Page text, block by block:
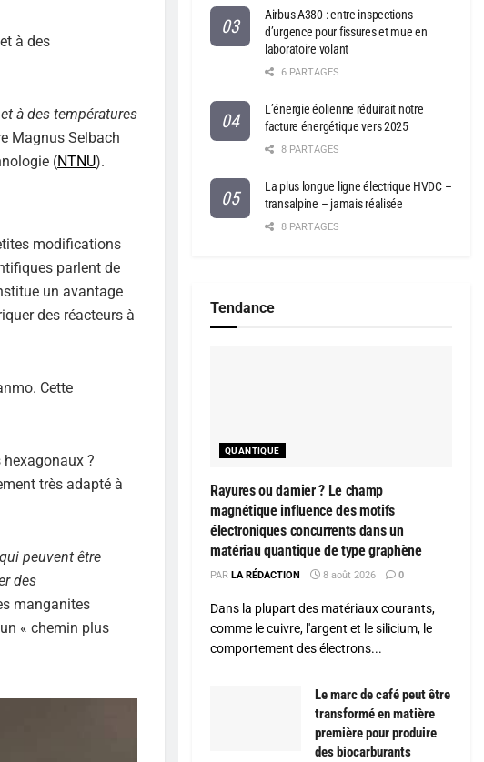
à des
à des températures
Magnus Selbach
(NTNU).
modifications
parlent de
un avantage
des réacteurs à
Cette
hexagonaux ?
très adapté à
peuvent être
des
manganites
« chemin plus
Airbus A380 : entre inspections
d’urgence pour fissures et mue en
laboratoire volant
6 PARTAGES
L’énergie éolienne réduirait notre
facture énergétique vers 2025
8 PARTAGES
La plus longue ligne électrique HVDC –
transalpine – jamais réalisée
8 PARTAGES
Tendance
QUANTIQUE
Rayures ou damier ? Le champ
magnétique influence des motifs
électroniques concurrents dans un
matériau quantique de type graphène
PAR LA RÉDACTION 8 août 2026 0
Dans la plupart des matériaux courants,
comme le cuivre, l'argent et le silicium, le
comportement des électrons...
Le marc de café peut être
transformé en matière
première pour produire
des biocarburants